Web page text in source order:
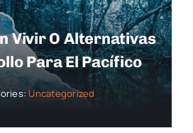
Vivir O Alternativas
Para El Pacífico
Uncategorized